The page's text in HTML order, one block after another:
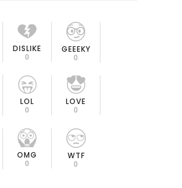
DISLIKE
0
GEEEKY
0
LOL
0
LOVE
0
OMG
0
WTF
0